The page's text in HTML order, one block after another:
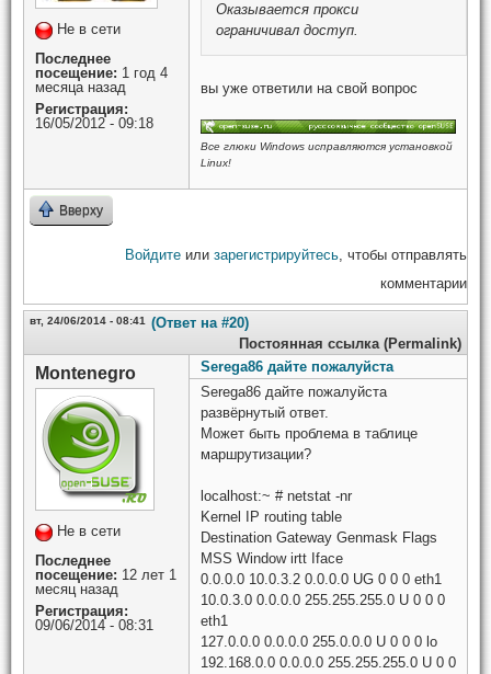
Не в сети
Последнее
посещение: 1 год 4
месяца назад
Регистрация:
16/05/2012 - 09:18
Оказывается прокси
ограничивал доступ.
вы уже ответили на свой вопрос
Все глюки Windows исправляются установкой
Linux!
Вверху
Войдите или зарегистрируйтесь , чтобы отправлять
комментарии
вт, 24/06/2014 - 08:41
(Ответ на #20)
Постоянная ссылка (Permalink)
Montenegro
Не в сети
Последнее
посещение: 12 лет 1
месяц назад
Регистрация:
09/06/2014 - 08:31
Serega86 дайте пожалуйста
Serega86 дайте пожалуйста
развёрнутый ответ.
Может быть проблема в таблице
маршрутизации?
localhost:~ # netstat -nr
Kernel IP routing table
Destination Gateway Genmask Flags
MSS Window irtt Iface
0.0.0.0 10.0.3.2 0.0.0.0 UG 0 0 0 eth1
10.0.3.0 0.0.0.0 255.255.255.0 U 0 0 0
eth1
127.0.0.0 0.0.0.0 255.0.0.0 U 0 0 0 lo
192.168.0.0 0.0.0.0 255.255.255.0 U 0 0